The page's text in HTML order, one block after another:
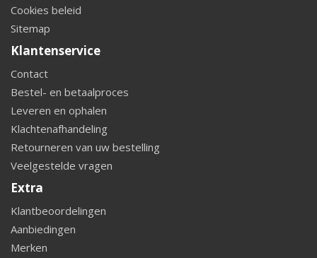
Cookies beleid
Sitemap
Klantenservice
Contact
Bestel- en betaalproces
Leveren en ophalen
Klachtenafhandeling
Retourneren van uw bestelling
Veelgestelde vragen
Extra
Klantbeoordelingen
Aanbiedingen
Merken